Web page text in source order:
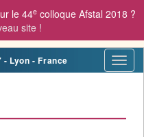
le 44e colloque Afstal 2018 ?
site !
- Lyon - France